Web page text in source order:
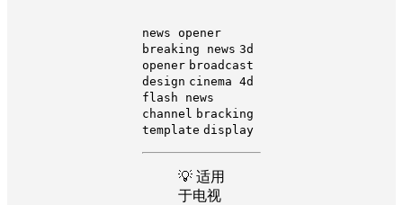
news opener
breaking news 3d
opener broadcast
design cinema 4d
flash news
channel bracking
template display
💡 适用
于电视